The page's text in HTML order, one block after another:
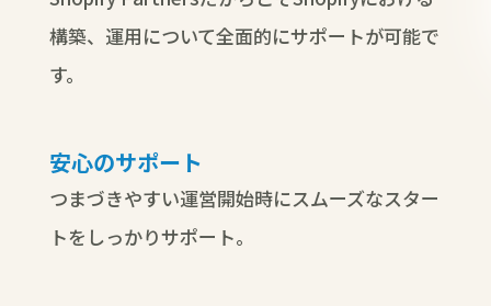
構築、運用について全面的にサポートが可能で
す。
安心のサポート
つまづきやすい運営開始時にスムーズなスター
トをしっかりサポート。